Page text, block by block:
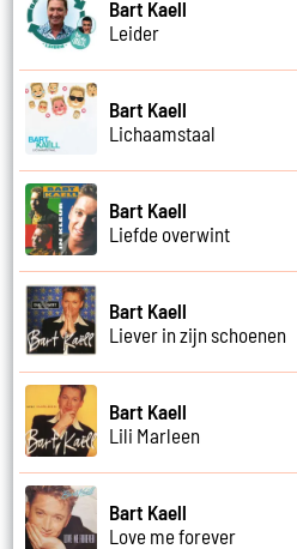
Bart Kaell
Leider
Bart Kaell
Lichaamstaal
Bart Kaell
Liefde overwint
Bart Kaell
Liever in zijn schoenen
Bart Kaell
Lili Marleen
Bart Kaell
Love me forever